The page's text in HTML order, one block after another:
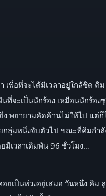
พื่อที่จะได้มีเวลาอยู่ใกล้ชิด คิ
จะเป็นนักร้อง เหมือนนักร้อ
พยายามคัดค้านไม่ให้ไป แต่
ลุ่มหนึ่งจับตัวไป ขณะที่คิมกำ
มีเวลาเดิมพัน 96 ชั่วโมง…
ป็นห่วงอยู่เสมอ วันหนึ่ง คิม